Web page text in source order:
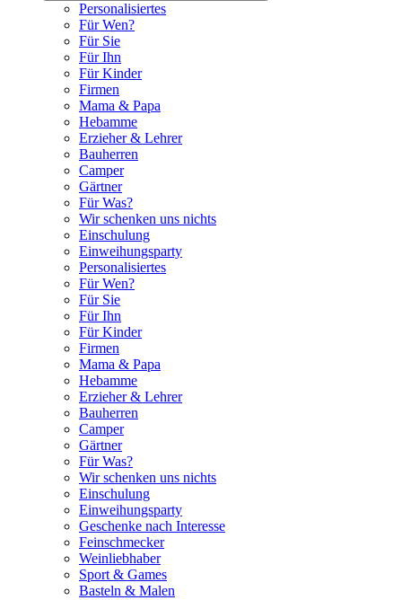
Personalisiertes
Für Wen?
Für Sie
Für Ihn
Für Kinder
Firmen
Mama & Papa
Hebamme
Erzieher & Lehrer
Bauherren
Camper
Gärtner
Für Was?
Wir schenken uns nichts
Einschulung
Einweihungsparty
Personalisiertes
Für Wen?
Für Sie
Für Ihn
Für Kinder
Firmen
Mama & Papa
Hebamme
Erzieher & Lehrer
Bauherren
Camper
Gärtner
Für Was?
Wir schenken uns nichts
Einschulung
Einweihungsparty
Geschenke nach Interesse
Feinschmecker
Weinliebhaber
Sport & Games
Basteln & Malen